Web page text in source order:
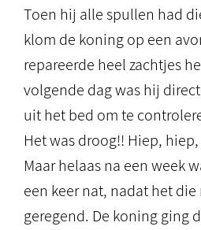
Toen hij alle spullen had
klom de koning op een
repareerde heel zachtjes
volgende dag was hij
uit het bed om te
Het was droog!! Hiep,
Maar helaas na een week
een keer nat, nadat het
geregend. De koning ging